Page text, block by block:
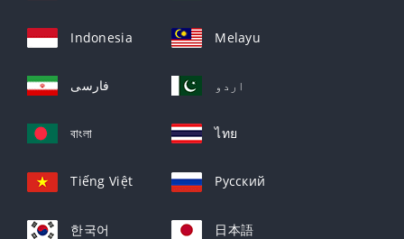
Indonesia Melayu
فارسی اردو
বাংলা ไทย
Tiếng Việt Русский
한국어 日本語